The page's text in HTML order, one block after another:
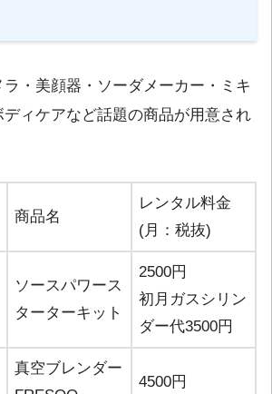
・美顔器・ソーダメーカー・ミキ
ィケアなど話題の商品が用意され
商品名
レンタル料金
(月：税抜)
ソースパワース
ターターキット
2500円
初月ガスシリン
ダー代3500円
真空ブレンダー
4500円